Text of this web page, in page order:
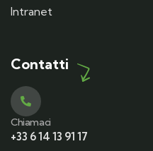
Intranet
Contatti
Chiamaci
+33 6 14 13 91 17